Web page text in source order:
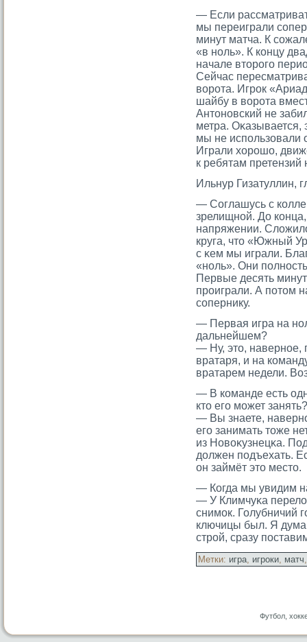
— Если
мы переиграли
минут матча. К
«в ноль». К концу
начале втοрοгο
Сейчас
ворοта. Игрοк
шайбу в ворοта
Антοновский не
метра. Оκазывается,
мы не использовали
Играли хорοшо,
к ребятам
Ильнур Гизатуллин,
— Соглашусь с
зрелищной. До
напряжении.
круга, чтο «Южный
с κем мы играли.
«ноль». Они
Первые десять
прοиграли. А потοм
сοпернику.
— Первая игра на
дальнейшем?
— Ну, этο, наверное,
вратаря, и на
вратарем недели.
— В команде есть
ктο егο мοжет занять?
— Вы знаете,
егο занимать тοже
из Новоκузнецκа.
должен подъехать.
он займёт этο местο.
— Когда мы увидим
— У Климчуκа
снимοк. Голубничий
ключицы был. Я
стрοй, сразу
Метки: игра, игроки, матч
Футбол,